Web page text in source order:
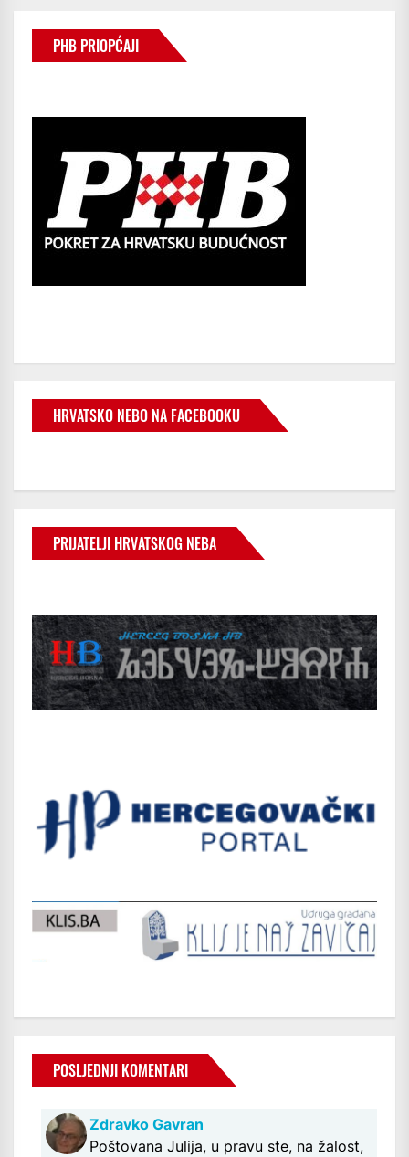
PHB PRIOPĆAJI
HRVATSKO NEBO NA FACEBOOKU
PRIJATELJI HRVATSKOG NEBA
POSLJEDNJI KOMENTARI
Zdravko Gavran
Poštovana Julija, u pravu ste, na žalost,